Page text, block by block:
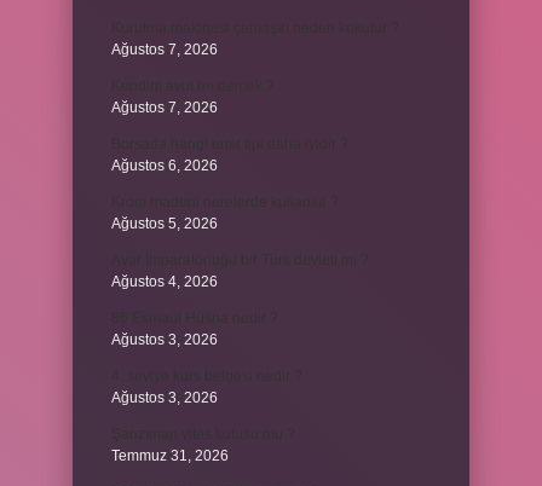
Ağustos 7, 2026
Ağustos 7, 2026
Ağustos 6, 2026
Ağustos 5, 2026
Ağustos 4, 2026
Ağustos 3, 2026
Ağustos 3, 2026
Temmuz 31, 2026